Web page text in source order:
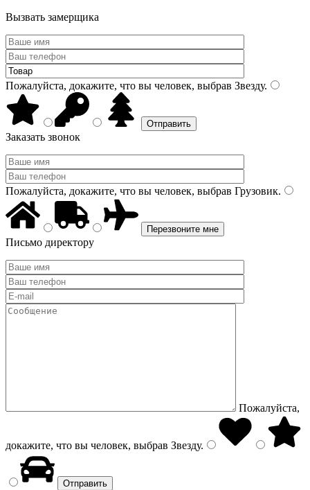
Вызвать замерщика
Пожалуйста, докажите, что вы человек, выбрав Звезду.
Заказать звонок
Пожалуйста, докажите, что вы человек, выбрав Грузовик.
Письмо директору
Пожалуйста,
докажите, что вы человек, выбрав Звезду.